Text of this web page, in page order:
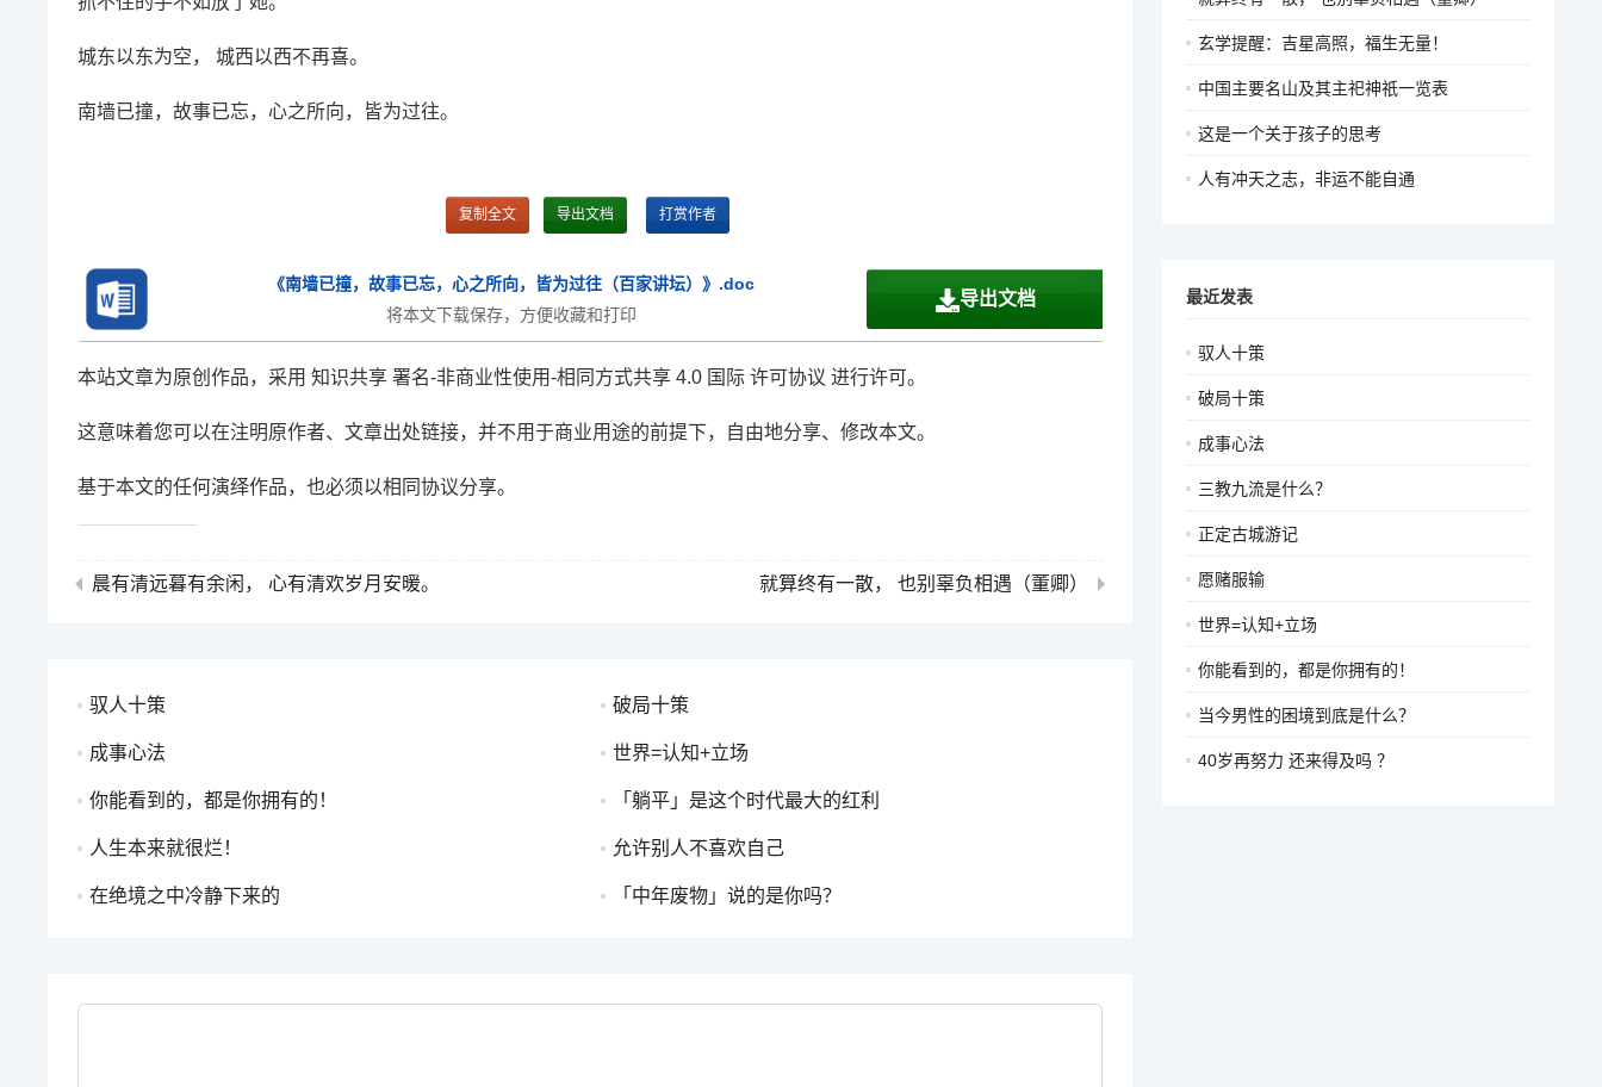
城东以东为空， 城西以西不再喜。
南墙已撞，故事已忘，心之所向，皆为过往。
复制全文 导出文档 打赏作者
《南墙已撞，故事已忘，心之所向，皆为过往（百家讲坛）》.doc
将本文下载保存，方便收藏和打印
导出文档
本站文章为原创作品，采用 知识共享 署名-非商业性使用-相同方式共享 4.0 国际 许可协议 进行许可。
这意味着您可以在注明原作者、文章出处链接，并不用于商业用途的前提下，自由地分享、修改本文。
基于本文的任何演绎作品，也必须以相同协议分享。
晨有清远暮有余闲， 心有清欢岁月安暖。 就算终有一散， 也别辜负相遇（董卿）
驭人十策 破局十策
成事心法 世界=认知+立场
你能看到的，都是你拥有的！ 「躺平」是这个时代最大的红利
人生本来就很烂！ 允许别人不喜欢自己
在绝境之中冷静下来的 「中年废物」说的是你吗？
玄学提醒：吉星高照，福生无量！
中国主要名山及其主祀神祇一览表
这是一个关于孩子的思考
人有冲天之志，非运不能自通
最近发表
驭人十策
破局十策
成事心法
三教九流是什么？
正定古城游记
愿赌服输
世界=认知+立场
你能看到的，都是你拥有的！
当今男性的困境到底是什么？
40岁再努力 还来得及吗 ？